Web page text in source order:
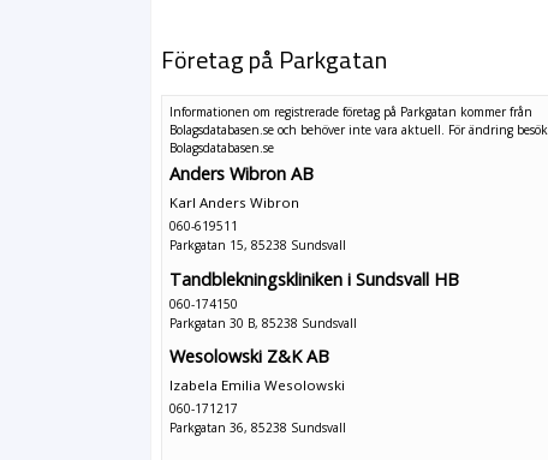
Företag på Parkgatan
Informationen om registrerade företag på Parkgatan kommer från
Bolagsdatabasen.se och behöver inte vara aktuell. För ändring besök
Bolagsdatabasen.se
Anders Wibron AB
Karl Anders Wibron
060-619511
Parkgatan 15, 85238 Sundsvall
Tandblekningskliniken i Sundsvall HB
060-174150
Parkgatan 30 B, 85238 Sundsvall
Wesolowski Z&K AB
Izabela Emilia Wesolowski
060-171217
Parkgatan 36, 85238 Sundsvall